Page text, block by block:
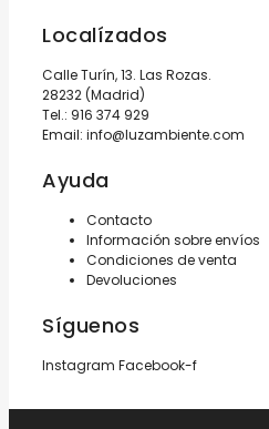
Localízados
Calle Turín, 13. Las Rozas.
28232 (Madrid)
Tel.: 916 374 929
Email: info@luzambiente.com
Ayuda
Contacto
Información sobre envíos
Condiciones de venta
Devoluciones
Síguenos
Instagram Facebook-f